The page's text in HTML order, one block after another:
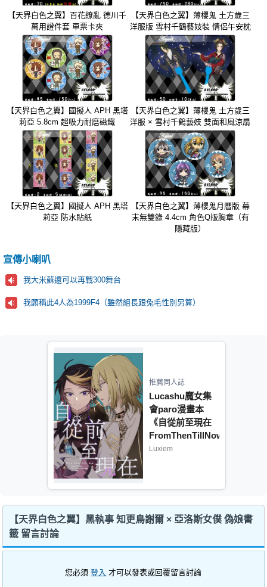
【天界白色之翼】百花繚亂 德川千
萬用證件套 車票卡夾
【天界白色之翼】薄櫻鬼 土方歲三
洋服版 雪村千鶴藝妓裝 情侶午安枕
【天界白色之翼】國擬人 APH 黑塔
莉亞 5.8cm 超吸力耐磨磁鐵
【天界白色之翼】薄櫻鬼 土方歲三
洋服 × 雪村千鶴藝妓 雙面和風涼扇
【天界白色之翼】國擬人 APH 黑塔
莉亞 防水貼紙
【天界白色之翼】薄櫻鬼月曆版 幕
末無雙錄 4.4cm 角色Q版胸章（有
隱藏版）
宣傳小喇叭
我大米蘇還可以再戰300舞台
我願稱此4人為1999F4（雖然組長跟兔毛性別另算）
推薦同人誌
Lucashu魔女集
會paro漫畫本
《自從前至現在
FromThenTillNow》
Luxiem
【天界白色之翼】黑執事 知更鳥謝爾 × 亞洛斯女僕 偽娘書
籤 留言討論
您必須登入 才可以發表或回覆留言討論